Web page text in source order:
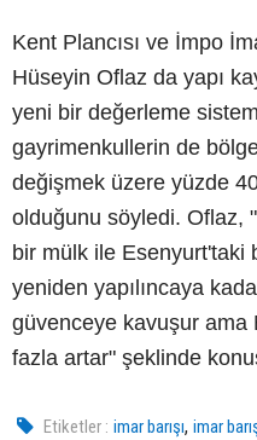
Kent Plancısı ve İmpo
Hüseyin Oflaz da yapı
yeni bir değerleme
gayrimenkullerin de
değişmek üzere yüzde
olduğunu söyledi. Oflaz,
bir mülk ile Esenyurt'taki
yeniden yapılıncaya
güvenceye kavuşur ama
fazla artar" şeklinde
Etiketler : imar barışı,imar